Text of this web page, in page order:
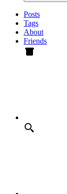
Posts
Tags
About
Friends